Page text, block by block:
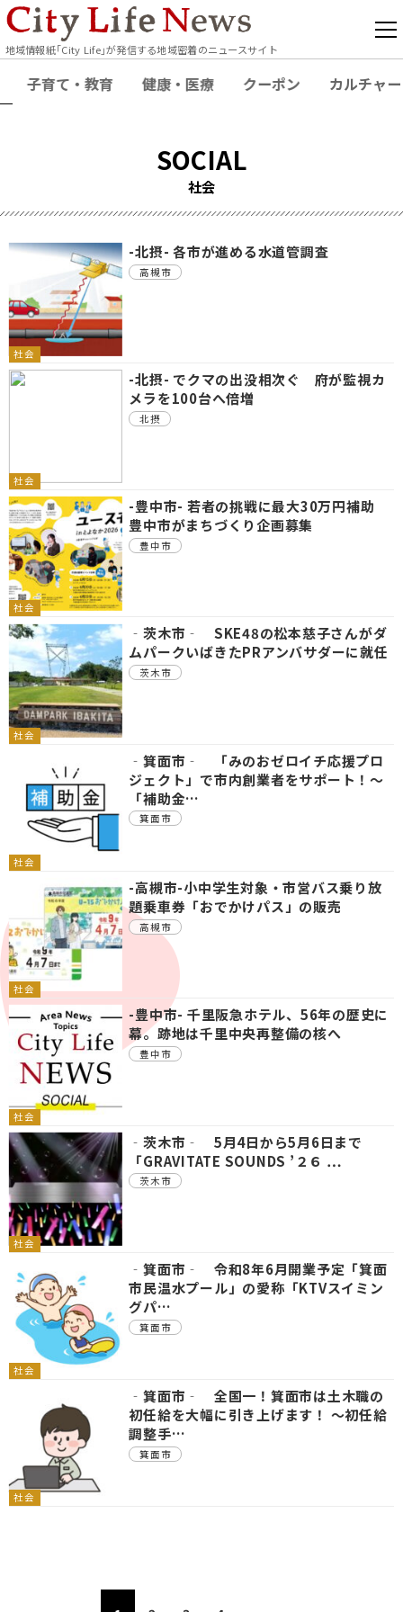
地域情報紙｢City Life｣が発信する地域密着のニュースサイト
子育て・教育 健康・医療 クーポン カルチャー
SOCIAL
社会
社会
-北摂- 各市が進める水道管調査
高槻市
社会
-北摂- でクマの出没相次ぐ 府が監視カ
メラを100台へ倍増
北摂
社会
-豊中市- 若者の挑戦に最大30万円補助
豊中市がまちづくり企画募集
豊中市
社会
‐茨木市‐ SKE48の松本慈子さんがダ
ムパークいばきたPRアンバサダーに就任
茨木市
社会
‐箕面市‐ 「みのおゼロイチ応援プロ
ジェクト」で市内創業者をサポート！～
「補助金…
箕面市
社会
-高槻市-小中学生対象・市営バス乗り放
題乗車券「おでかけパス」の販売
高槻市
社会
-豊中市- 千里阪急ホテル、56年の歴史に
幕。跡地は千里中央再整備の核へ
豊中市
社会
‐茨木市‐ 5月4日から5月6日まで
「GRAVITATE SOUNDS ’２６ …
茨木市
社会
‐箕面市‐ 令和8年6月開業予定「箕面
市民温水プール」の愛称「KTVスイミン
グパ…
箕面市
社会
‐箕面市‐ 全国一！箕面市は土木職の
初任給を大幅に引き上げます！ ～初任給
調整手…
箕面市